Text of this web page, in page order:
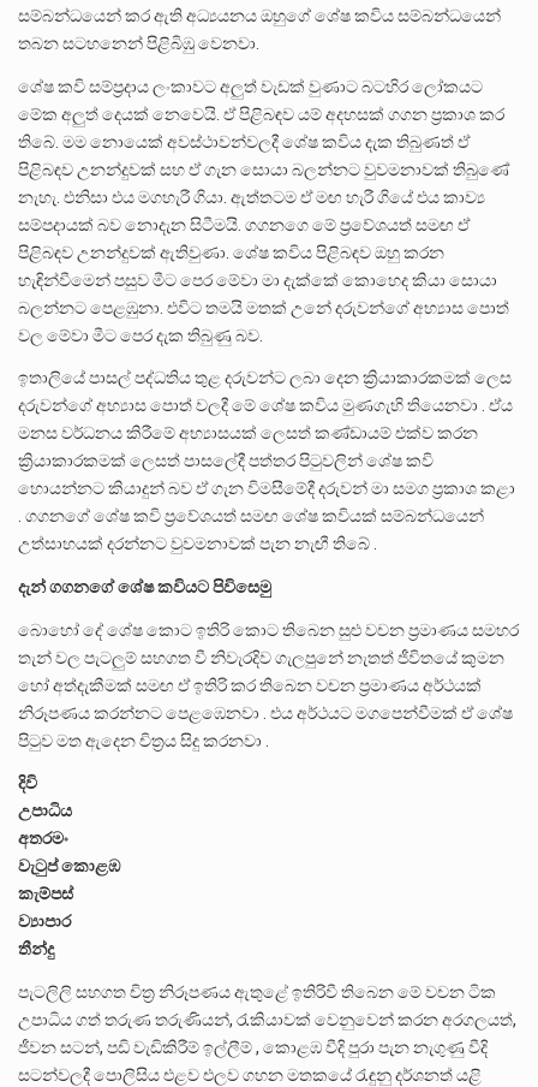
සම්බන්ධයෙන් කර ඇති අධ්‍යයනය ඔහුගේ ශේෂ කවිය සම්බන්ධයෙන්
තබන සටහනෙන් පිළිබිඹු වෙනවා.
ශේෂ කවි සම්ප්‍රදාය ලංකාවට අලුත් වැඩක් වුණාට බටහිර ලෝකයට
මේක අලුත් දෙයක් නෙවෙයි. ඒ පිළිබඳව යම් අදහසක් ගගන ප්‍රකාශ කර
තිබේ. මම නොයෙක් අවස්ථාවන්වලදී ශේෂ කවිය දැක තිබුණත් ඒ
පිළිබඳව උනන්දුවක් සහ ඒ ගැන සොයා බලන්නට වුවමනාවක් තිබුණේ
නැහැ. එනිසා එය මගහැරී ගියා. ඇත්තටම ඒ මඟ හැරී ගියේ එය කාව්‍ය
සම්පදායක් බව නොදැන සිටීමයි. ගගනගෙ මේ ප්‍රවේශයත් සමඟ ඒ
පිළිබඳව උනන්දුවක් ඇතිවුණා. ශේෂ කවිය පිළිබඳව ඔහු කරන
හැඳින්වීමෙන් පසුව මීට පෙර මේවා මා දැක්කේ කොහෙද කියා සොයා
බලන්නට පෙළඹුනා. එවිට තමයි මතක් උනේ දරුවන්ගේ අභ්‍යාස පොත්
වල මේවා මීට පෙර දැක තිබුණු බව.
ඉතාලියේ පාසල් පද්ධතිය තුළ දරුවන්ට ලබා දෙන ක්‍රියාකාරකමක් ලෙස
දරුවන්ගේ අභ්‍යාස පොත් වලදී මේ ශේෂ කවිය මුණගැහි තියෙනවා . ඒය
මනස වර්ධනය කිරීමේ අභ්‍යාසයක් ලෙසත් කණ්ඩායම් එක්ව කරන
ක්‍රියාකාරකමක් ලෙසත් පාසලේදී පත්තර පිටුවලින් ශේෂ කවි
හොයන්නට කියාදුන් බව ඒ ගැන විමසීමේදී දරුවන් මා සමග ප්‍රකාශ කළා
. ගගනගේ ශේෂ කවි ප්‍රවේශයත් සමඟ ශේෂ කවියක් සම්බන්ධයෙන්
උත්සාහයක් දරන්නට වුවමනාවක් පැන නැඟී තිබේ .
දැන් ගගනගේ ශේෂ කවියට පිවිසෙමු
බොහෝ දේ ශේෂ කොට ඉතිරි කොට තිබෙන සුළු වචන ප්‍රමාණය සමහර
තැන් වල පැටලුම් සහගත වී නිවැරදිව ගැලපුනේ නැතත් ජීවිතයේ කුමන
හෝ අත්දැකීමක් සමඟ ඒ ඉතිරි කර තිබෙන වචන ප්‍රමාණය අර්ථයක්
නිරූපණය කරන්නට පෙළඹෙනවා . එය අර්ථයට මගපෙන්වීමක් ඒ ශේෂ
පිටුව මත ඇදෙන චිත්‍රය සිදු කරනවා .
දිවි
උපාධිය
අතරමං
වැටුප් කොළඹ
කැම්පස්
ව්‍යාපාර
තීන්දු
පැටලිලි සහගත චිත්‍ර නිරූපණය ඇතුළේ ඉතිරිවී තිබෙන මේ වචන ටික
උපාධිය ගත් තරුණ තරුණියන්, රැකියාවක් වෙනුවෙන් කරන අරගලයත්,
ජීවන සටන්, පඩි වැඩිකිරීම් ඉල්ලීම් , කොළඹ වීදි පුරා පැන නැගුණු වීදි
සටන්වලදී පොලිසිය එළව එලව ගහන මතකයේ රැඳුනු දර්ශනත් යළි